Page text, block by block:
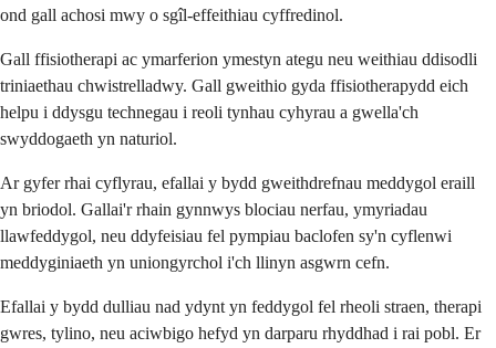
ond gall achosi mwy o sgîl-effeithiau cyffredinol.
Gall ffisiotherapi ac ymarferion ymestyn ategu neu weithiau ddisodli
triniaethau chwistrelladwy. Gall gweithio gyda ffisiotherapydd eich
helpu i ddysgu technegau i reoli tynhau cyhyrau a gwella'ch
swyddogaeth yn naturiol.
Ar gyfer rhai cyflyrau, efallai y bydd gweithdrefnau meddygol eraill
yn briodol. Gallai'r rhain gynnwys blociau nerfau, ymyriadau
llawfeddygol, neu ddyfeisiau fel pympiau baclofen sy'n cyflenwi
meddyginiaeth yn uniongyrchol i'ch llinyn asgwrn cefn.
Efallai y bydd dulliau nad ydynt yn feddygol fel rheoli straen, therapi
gwres, tylino, neu aciwbigo hefyd yn darparu rhyddhad i rai pobl. Er